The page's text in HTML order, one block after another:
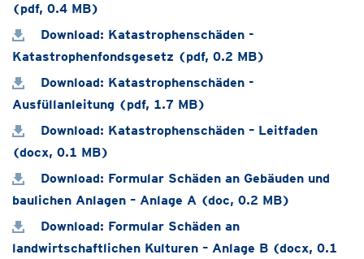
(pdf, 0.4 MB)
Download: Katastrophenschäden -
Katastrophenfondsgesetz (pdf, 0.2 MB)
Download: Katastrophenschäden -
Ausfüllanleitung (pdf, 1.7 MB)
Download: Katastrophenschäden – Leitfaden
(docx, 0.1 MB)
Download: Formular Schäden an Gebäuden und
baulichen Anlagen – Anlage A (doc, 0.2 MB)
Download: Formular Schäden an
landwirtschaftlichen Kulturen – Anlage B (docx, 0.1